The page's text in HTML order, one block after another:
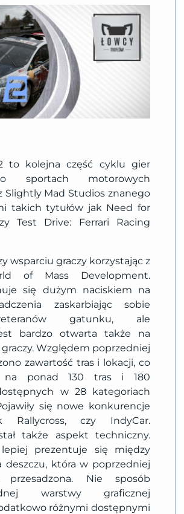
to kolejna część cyklu gier
sportach motorowych
Slightly Mad Studios znanego
takich tytułów jak Need for
Test Drive: Ferrari Racing
wsparciu graczy korzystając z
of Mass Development.
się dużym naciskiem na
zaskarbiając sobie
gatunku, ale
bardzo otwarta także na
Względem poprzedniej
zawartość tras i lokacji, co
na ponad 130 tras i 180
w 28 kategoriach
się nowe konkurencje
Rallycross, czy IndyCar.
także aspekt techniczny.
prezentuje się między
deszczu, która w poprzedniej
przesadzona. Nie sposób
warstwy graficznej
różnymi dostępnymi